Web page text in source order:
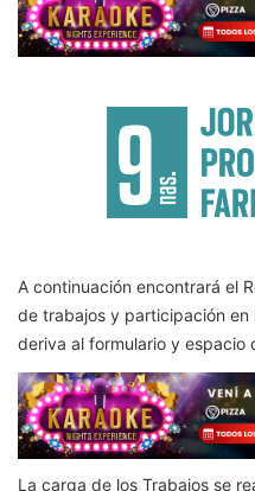
A continuación encontrará el
de trabajos y participación en
deriva al formulario y espacio
La carga de los Trabajos se